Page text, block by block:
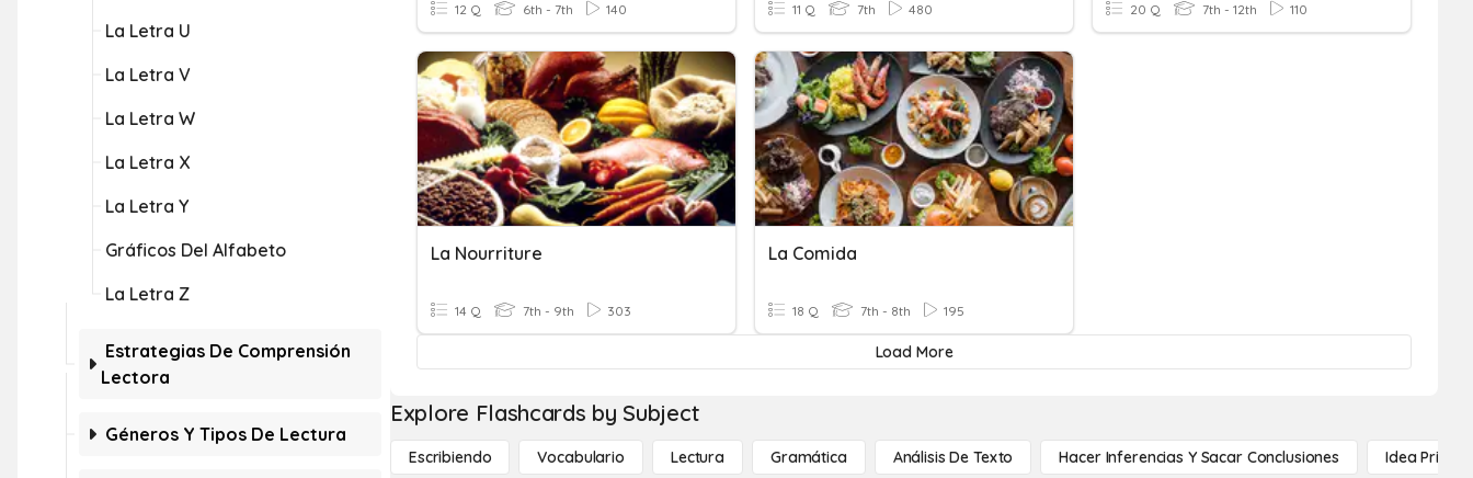
La Letra U
La Letra V
La Letra W
La Letra X
La Letra Y
Gráficos Del Alfabeto
La Letra Z
Estrategias De Comprensión
Lectora
Géneros Y Tipos De Lectura
12 Q 6th - 7th 140 11 Q 7th 480 20 Q 7th - 12th 110
La Nourriture
14 Q 7th - 9th 303
La Comida
18 Q 7th - 8th 195
Load More
Explore Flashcards by Subject
Escribiendo Vocabulario Lectura Gramática Análisis De Texto Hacer Inferencias Y Sacar Conclusiones Idea